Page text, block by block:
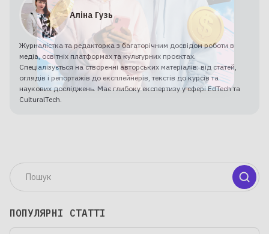
Аліна Гузь
Журналістка та редакторка з багаторічним досвідом роботи в
медіа, освітніх платформах та культурних проєктах.
Спеціалізується на створенні авторських матеріалів: від статей,
оглядів і репортажів до експлейнерів, текстів до курсів та
наукових досліджень. Має глибоку експертизу у сфері EdTech та
CulturalTech.
ПОПУЛЯРНІ СТАТТІ